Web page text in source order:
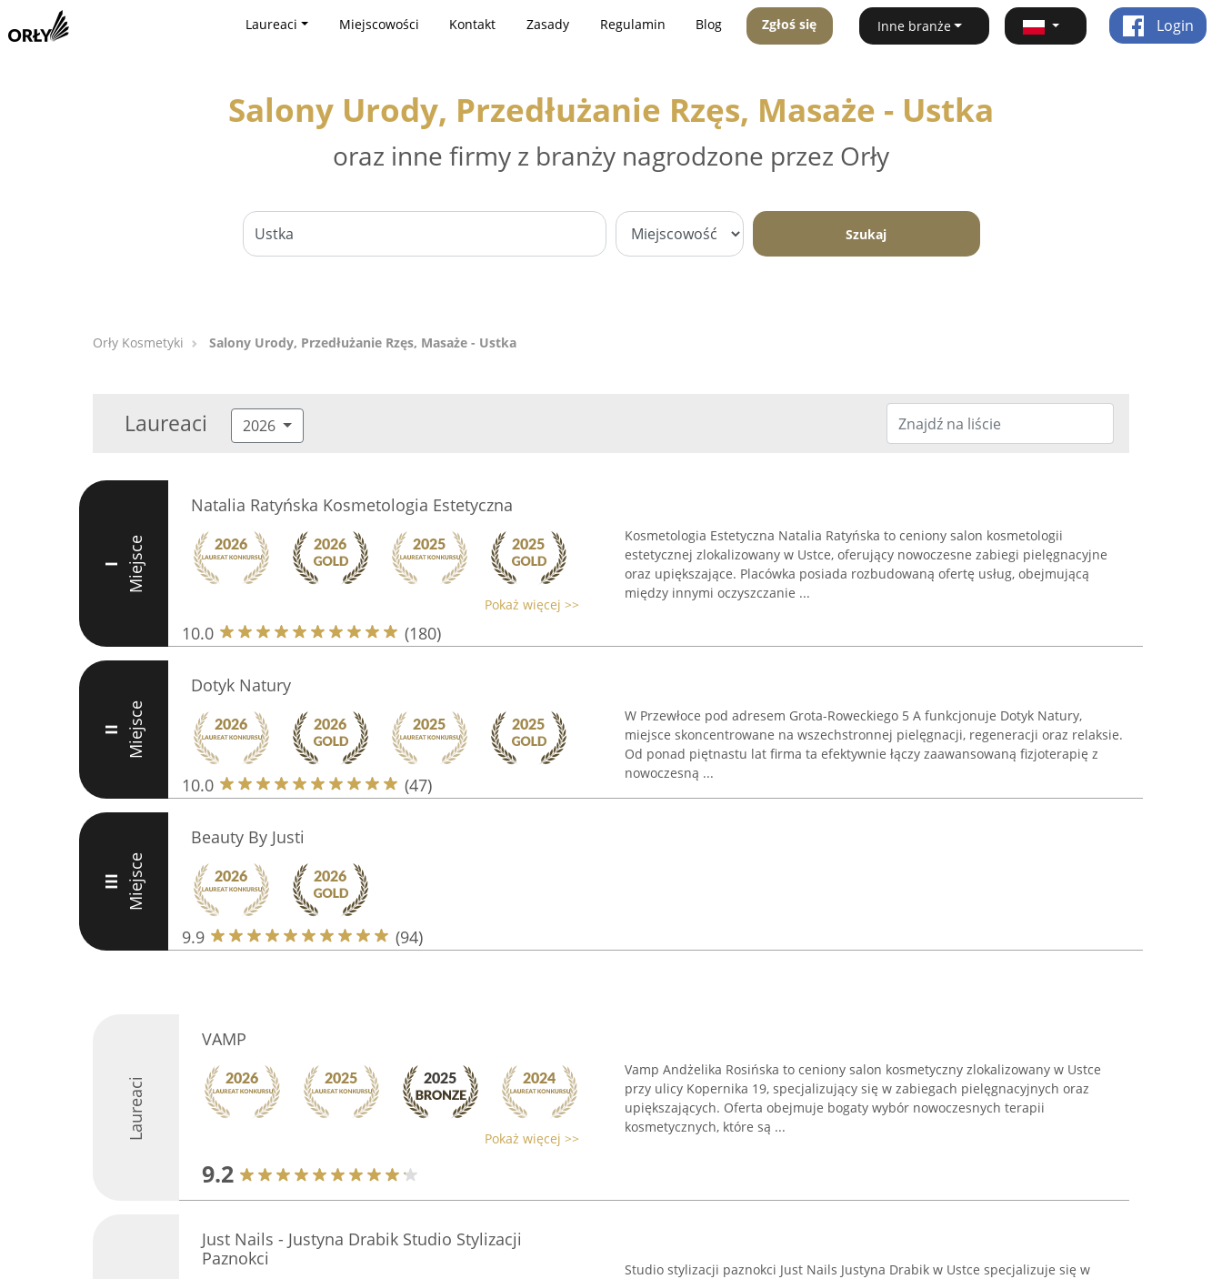
Laureaci Miejscowości Kontakt Zasady Regulamin Blog Zgłoś się Inne branże Login
Salony Urody, Przedłużanie Rzęs, Masaże - Ustka
oraz inne firmy z branży nagrodzone przez Orły
Szukaj
Orły Kosmetyki Salony Urody, Przedłużanie Rzęs, Masaże - Ustka
Laureaci 2026
I Miejsce
Natalia Ratyńska Kosmetologia Estetyczna
Pokaż więcej >>
10.0 (180)
Kosmetologia Estetyczna Natalia Ratyńska to ceniony salon kosmetologii
estetycznej zlokalizowany w Ustce, oferujący nowoczesne zabiegi pielęgnacyjne
oraz upiększające. Placówka posiada rozbudowaną ofertę usług, obejmującą
między innymi oczyszczanie ...
II Miejsce
Dotyk Natury
10.0 (47)
W Przewłoce pod adresem Grota-Roweckiego 5 A funkcjonuje Dotyk Natury,
miejsce skoncentrowane na wszechstronnej pielęgnacji, regeneracji oraz relaksie.
Od ponad piętnastu lat firma ta efektywnie łączy zaawansowaną fizjoterapię z
nowoczesną ...
III Miejsce
Beauty By Justi
9.9 (94)
Laureaci
VAMP
Pokaż więcej >>
9.2
Vamp Andżelika Rosińska to ceniony salon kosmetyczny zlokalizowany w Ustce
przy ulicy Kopernika 19, specjalizujący się w zabiegach pielęgnacyjnych oraz
upiększających. Oferta obejmuje bogaty wybór nowoczesnych terapii
kosmetycznych, które są ...
Just Nails - Justyna Drabik Studio Stylizacji
Paznokci
Studio stylizacji paznokci Just Nails Justyna Drabik w Ustce specjalizuje się w